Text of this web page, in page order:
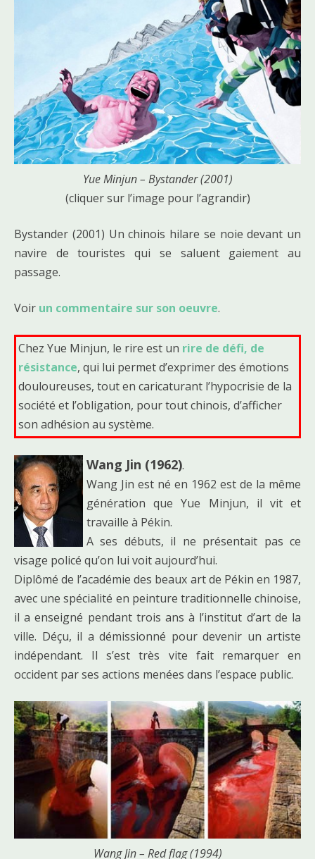
Yue Minjun – Bystander (2001)
(cliquer sur l’image pour l’agrandir)
Bystander (2001) Un chinois hilare se noie devant un
navire de touristes qui se saluent gaiement au
passage.
Voir un commentaire sur son oeuvre.
Chez Yue Minjun, le rire est un rire de défi, de
résistance, qui lui permet d’exprimer des émotions
douloureuses, tout en caricaturant l’hypocrisie de la
société et l’obligation, pour tout chinois, d’afficher
son adhésion au système.
Wang Jin (1962).
Wang Jin est né en 1962 est de la même
génération que Yue Minjun, il vit et
travaille à Pékin.
A ses débuts, il ne présentait pas ce
visage policé qu’on lui voit aujourd’hui.
Diplômé de l’académie des beaux art de Pékin en 1987,
avec une spécialité en peinture traditionnelle chinoise,
il a enseigné pendant trois ans à l’institut d’art de la
ville. Déçu, il a démissionné pour devenir un artiste
indépendant. Il s’est très vite fait remarquer en
occident par ses actions menées dans l’espace public.
Wang Jin – Red flag (1994)